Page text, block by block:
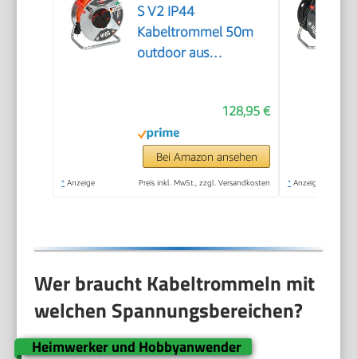
S V2 IP44
Kabeltrommel 50m
outdoor aus
128,95 €
Bei Amazon ansehen
* Anzeige Preis inkl. MwSt., zzgl. Versandkosten * Anzeige
Wer braucht Kabeltrommeln mit
welchen Spannungsbereichen?
Heimwerker und Hobbyanwender